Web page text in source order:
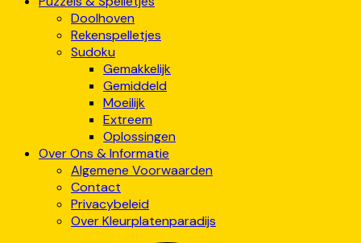
Doolhoven
Rekenspelletjes
Sudoku
Gemakkelijk
Gemiddeld
Moeilijk
Extreem
Oplossingen
Over Ons & Informatie
Algemene Voorwaarden
Contact
Privacybeleid
Over Kleurplatenparadijs